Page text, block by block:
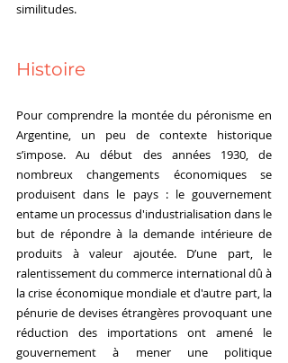
similitudes.
Histoire
Pour comprendre la montée du péronisme en
Argentine, un peu de contexte historique
s’impose. Au début des années 1930, de
nombreux changements économiques se
produisent dans le pays : le gouvernement
entame un processus d'industrialisation dans le
but de répondre à la demande intérieure de
produits à valeur ajoutée. D’une part, le
ralentissement du commerce international dû à
la crise économique mondiale et d'autre part, la
pénurie de devises étrangères provoquant une
réduction des importations ont amené le
gouvernement à mener une politique